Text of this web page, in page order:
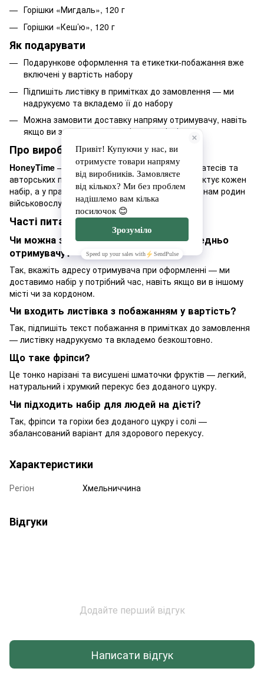
Горішки «Мигдаль», 120 г
Горішки «Кеш’ю», 120 г
Як подарувати
Подарункове оформлення та етикетки-побажання вже
включені у вартість набору
Підпишіть листівку в примітках до замовлення — ми
надрукуємо та вкладемо її до набору
Можна замовити доставку напряму отримувачу, навіть
якщо ви за кордоном чи в іншому місті
Про виробника
HoneyTime — український бренд медових делікатесів та
авторських подарунків. Команда вручну комплектує кожен
набір, а у працевлаштуванні надає перевагу членам родин
військовослужбовців.
Часті питання
Чи можна замовити доставку безпосередньо
отримувачу?
Так, вкажіть адресу отримувача при оформленні — ми
доставимо набір у потрібний час, навіть якщо ви в іншому
місті чи за кордоном.
Чи входить листівка з побажанням у вартість?
Так, підпишіть текст побажання в примітках до замовлення
— листівку надрукуємо та вкладемо безкоштовно.
Що таке фріпси?
Це тонко нарізані та висушені шматочки фруктів — легкий,
натуральний і хрумкий перекус без доданого цукру.
Чи підходить набір для людей на дієті?
Так, фріпси та горіхи без доданого цукру і солі —
збалансований варіант для здорового перекусу.
Характеристики
Регіон Хмельниччина
Відгуки
Додайте перший відгук
Написати відгук